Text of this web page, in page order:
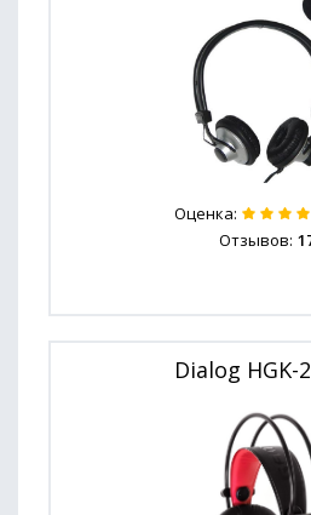
Оценка:
Отзывов:
Dialog HGK-